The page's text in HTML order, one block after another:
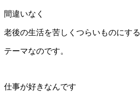
間違いなく
老後の生活を苦しくつらいものにする
テーマなのです。
仕事が好きなんです